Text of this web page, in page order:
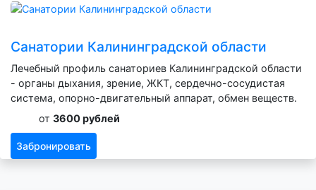
Санатории Калининградской области
Лечебный профиль санаториев Калининградской области
- органы дыхания, зрение, ЖКТ, сердечно-сосудистая
система, опорно-двигательный аппарат, обмен веществ.
от 3600 рублей
Забронировать